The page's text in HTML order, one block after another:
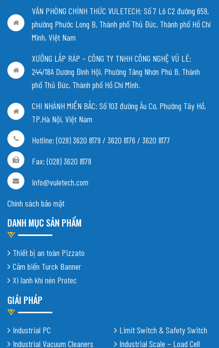
VĂN PHÒNG CHÍNH THỨC VULETECH: Số 7 Lô C2 đường 659,
phường Phước Long B, Thành phố Thủ Đức, Thành phố Hồ Chí
Minh, Việt Nam
XƯỞNG LẮP RÁP – CÔNG TY TNHH CÔNG NGHỆ VŨ LÊ:
244/18A Dương Đình Hội, Phường Tăng Nhơn Phú B, Thành
phố Thủ Đức, Thành phố Hồ Chí Minh.
CHI NHÁNH MIỀN BẮC: Số 103 đường Âu Cơ, Phường Tây Hồ,
TP.Hà Nội, Việt Nam
Hotline: (028) 3620 8179 / 3620 8176 / 3620 8177
Fax: (028) 3620 8178
info@vuletech.com
Chính sách bảo mật
DANH MỤC SẢN PHẨM
Thiết bị an toàn Pizzato
Cảm biến Turck Banner
Xi lanh khí nén Protec
GIẢI PHÁP
Industrial PC
Industrial Vacuum Cleaners
Limit Switch & Safety Switch
Industrial Scale – Load Cell